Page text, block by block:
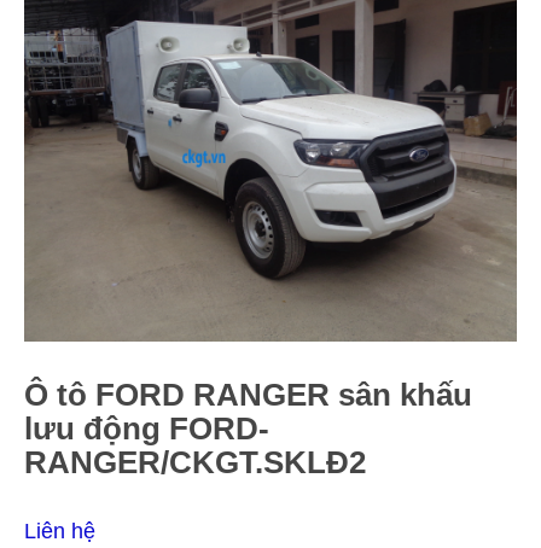
Ô tô FORD RANGER sân khấu
lưu động FORD-
RANGER/CKGT.SKLĐ2
Liên hệ